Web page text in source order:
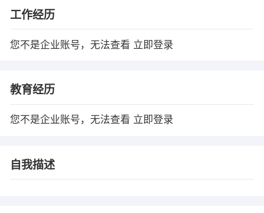
工作经历
您不是企业账号，无法查看 立即登录
教育经历
您不是企业账号，无法查看 立即登录
自我描述